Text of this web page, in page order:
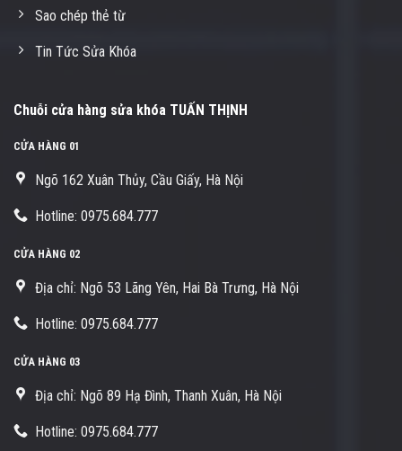
Sao chép thẻ từ
Tin Tức Sửa Khóa
Chuỗi cửa hàng sửa khóa TUẤN THỊNH
CỬA HÀNG 01
Ngõ 162 Xuân Thủy, Cầu Giấy, Hà Nội
Hotline: 0975.684.777
CỬA HÀNG 02
Địa chỉ: Ngõ 53 Lãng Yên, Hai Bà Trưng, Hà Nội
Hotline: 0975.684.777
CỬA HÀNG 03
Địa chỉ: Ngõ 89 Hạ Đình, Thanh Xuân, Hà Nội
Hotline: 0975.684.777